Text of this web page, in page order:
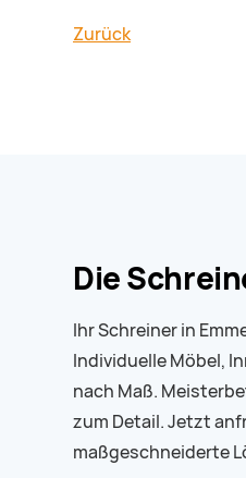
Zurück
Die
Ihr Schreiner in
Individuelle Möbel,
nach Maß.
zum Detail. Jetzt
maßgeschneiderte